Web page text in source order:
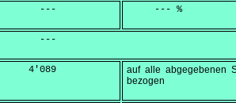
---
     --- %
---
4'089
auf alle abgegebenen
bezogen